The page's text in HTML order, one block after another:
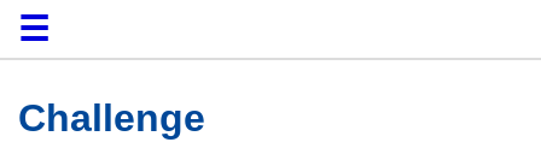
DomůKolekce
Prohlížení
Vyhledávání
O platformě
Nápověda
KontaktDigitalia
Challenge